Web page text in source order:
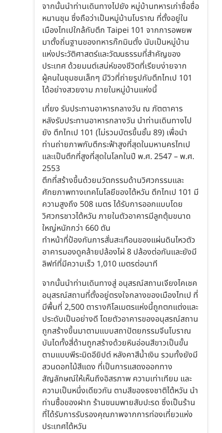
จากนั้นนำท่านเดินทางไปยัง หมู่บ้านทหารเก่าซื่อซื่อ
หนานชุน ซึ่งถือว่าเป็นหมู่บ้านโบราณ ที่ตั้งอยู่ใน
เมืองไทเปใกล้กับตึก Taipei 101 จากการอพยพ
มาตั้งถิ่นฐานของทหารก๊กมินตั๋ง นับเป็นหมู่บ้าน
แห่งประวัติศาสตร์และวัฒนธรรมที่สำคัญของ
ประเทศ ด้วยมนต์เสน่ห์ของชีวิตที่เรียบง่ายจาก
ผู้คนในชุมชนเล็กๆ มีวิวที่ถ่ายรูปกับตึกไทเป 101
ได้อย่างสวยงาม ภายในหมู่บ้านแห่งนี้
เที่ยง รับประทานอาหารกลางวัน ณ ภัตตาคาร
หลังรับประทานอาหารกลางวัน นำท่านเดินทางไป
ยัง ตึกไทเป 101 (ไม่รวมบัตรขึ้นชั้น 89) เพื่อนำ
ท่านถ่ายภาพกับตึกระฟ้าสูงที่สุดในมหานครไทเป
และเป็นตึกที่สูงที่สุดในโลกในปี พ.ศ. 2547 – พ.ศ.
2553
ตึกที่สร้างขึ้นด้วยนวัตกรรมด้านวิศวกรรมและ
ศักยภาพทางเทคโนโลยีของไต้หวัน ตึกไทเป 101 มี
ความสูงถึง 508 เมตร ได้รับการออกแบบโดย
วิศวกรชาวไต้หวัน ภายในตัวอาคารมีลูกตุ้มขนาด
ใหญ่หนักกว่า 660 ตัน
ทำหน้าที่ป้องกันการสั่นสะเทือนของแผ่นดินไหวตัว
อาคารมองดูคล้ายปล้องไผ่ 8 ปล้องต่อกันและยังมี
ลิฟท์ที่มีความเร็ว 1,010 เมตรต่อนาที
จากนั้นนำท่านเดินทางสู่ อนุสรณ์สถานเจียงไคเชค
อนุสรณ์สถานที่ตั้งอยู่ตรงใจกลางของเมืองไทเป ที่
มีพื้นที่ 2,500 ตารางกิโลเมตรแห่งนี้ถูกตกแต่งและ
ประดับเป็นอย่างดี โดยตัวอาคารของอนุสรณ์สถาน
ถูกสร้างขึ้นมาตามแบบสถาปัตยกรรมจีนโบราณ
บันไดทั้งสี่ด้านถูกสร้างด้วยหินอ่อนสีขาวเป็นขั้น
ตามแบบพีระมิดอียิปต์ หลังคาสีน้ำเงิน รวมทั้งยังมี
สวนดอกไม้สีแดง ที่เป็นการแสดงออกทาง
สัญลักษณ์ให้เห็นถึงอิสรภาพ ความเท่าเทียม และ
ความเป็นหนึ่งเดียวกัน ตามสีของธงชาติไต้หวัน นำ
ท่านซื้อของฝาก ร้านขนมพายสับปะรด ซึ่งเป็นร้าน
ที่ได้รับการรับรองคุณภาพจากการท่องเที่ยวแห่ง
ประเทศไต้หวัน